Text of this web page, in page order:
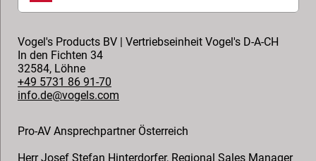
Vogel's Products BV | Vertriebseinheit Vogel's D-A-CH
In den Fichten 34
32584, Löhne
+49 5731 86 91-70
info.de@vogels.com
Pro-AV Ansprechpartner Österreich
Herr Josef Stefan Hinterdorfer, Regional Sales Manager